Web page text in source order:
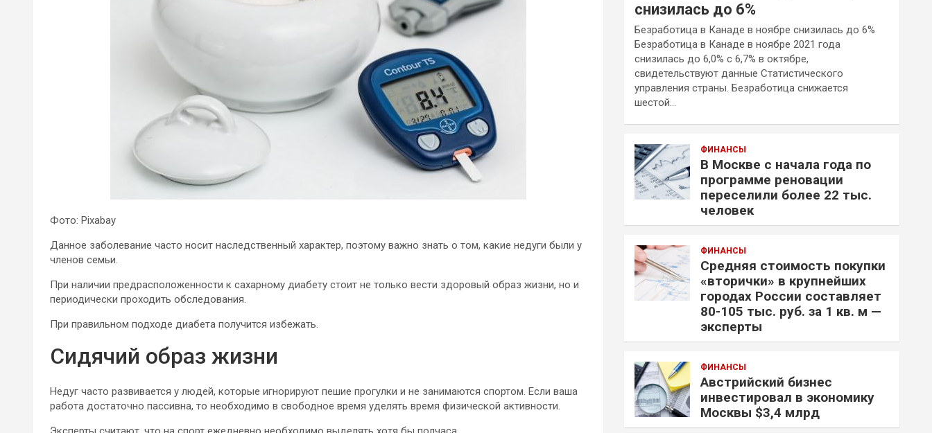
Фото: Pixabay
Данное заболевание часто носит наследственный характер, поэтому важно знать о том, какие недуги были у
членов семьи.
При наличии предрасположенности к сахарному диабету стоит не только вести здоровый образ жизни, но и
периодически проходить обследования.
При правильном подходе диабета получится избежать.
Сидячий образ жизни
Недуг часто развивается у людей, которые игнорируют пешие прогулки и не занимаются спортом. Если ваша
работа достаточно пассивна, то необходимо в свободное время уделять время физической активности.
снизилась до 6%
Безработица в Канаде в ноябре снизилась до 6%
Безработица в Канаде в ноябре 2021 года
снизилась до 6,0% с 6,7% в октябре,
свидетельствуют данные Статистического
управления страны. Безработица снижается
шестой…
ФИНАНСЫ
В Москве с начала года по
программе реновации
переселили более 22 тыс.
человек
ФИНАНСЫ
Средняя стоимость покупки
«вторички» в крупнейших
городах России составляет
80-105 тыс. руб. за 1 кв. м —
эксперты
ФИНАНСЫ
Австрийский бизнес
инвестировал в экономику
Москвы $3,4 млрд